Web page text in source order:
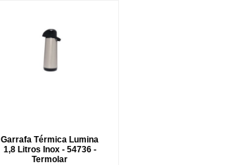
Garrafa Térmica Lumina
1,8 Litros Inox - 54736 -
Termolar